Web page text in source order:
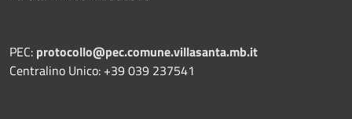
PEC: protocollo@pec.comune.villasanta.mb.it
Centralino Unico: +39 039 237541